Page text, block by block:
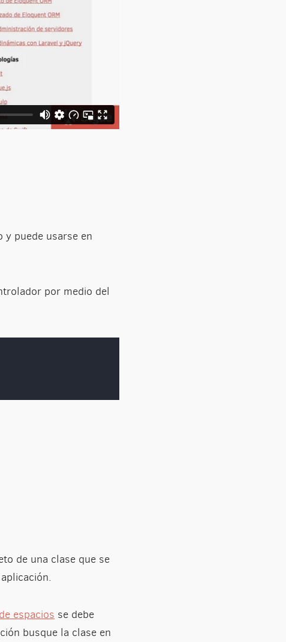
puede usarse en
por medio del
de una clase que se
espacios se debe
busque la clase en